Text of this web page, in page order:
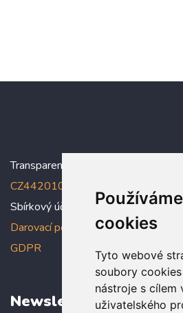
cookies
Tyto webové
soubory
nástroje s cílem
uživatelského
Transparentní účet:
CZ4420100000005005005006
Sbírkový účet: 5005005022/2010
Darovací podmínky,Prohlášení o
GDPR
Newsletter